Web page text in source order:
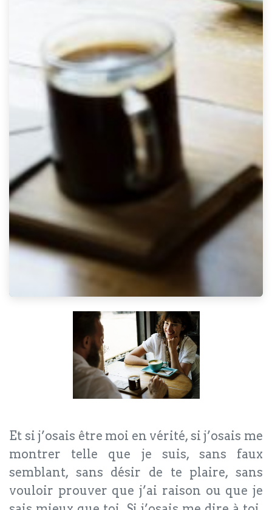
Et si j’osais être moi en vérité, si j’osais me
montrer telle que je suis, sans faux
semblant, sans désir de te plaire, sans
vouloir prouver que j’ai raison ou que je